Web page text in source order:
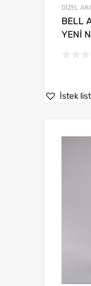
DİZEL
BELL
YENİ
İstek